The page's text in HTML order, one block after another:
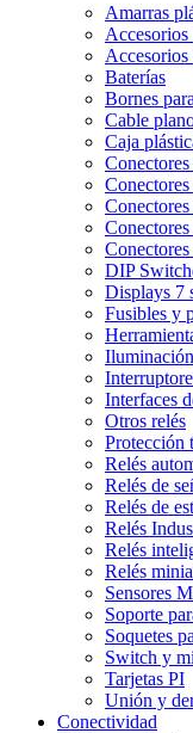
Amarras
Accesorios
Baterías
Bornes
Cable
Caja
DIP
Displays 7
Fusibles y
Interfaces
Otros relés
Protección
Relés
Relés de
Relés de
Relés
Relés
Relés
Sensores
Soporte
Soquetes
Switch y
Tarjetas PI
Unión y
Conectividad